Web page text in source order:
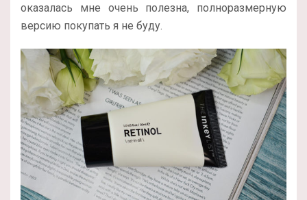
оказалась мне очень полезна, полноразмерную
версию покупать я не буду.